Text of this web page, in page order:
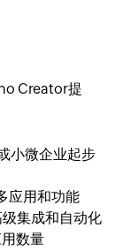
Creator提
小微企业起步
应用和功能
集成和自动化
数量